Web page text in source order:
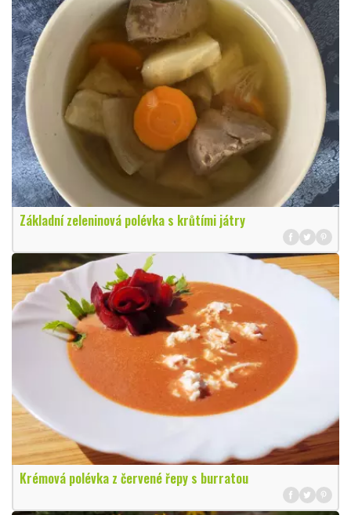
Základní zeleninová polévka s krůtími játry
Krémová polévka z červené řepy s burratou